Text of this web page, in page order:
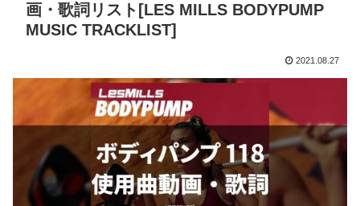
画・歌詞リスト[LES MILLS BODYPUMP
MUSIC TRACKLIST]
2021.08.27